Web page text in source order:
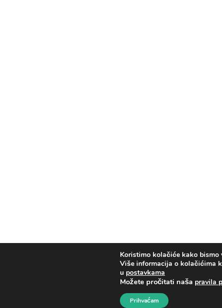
Koristimo kolačiće kako
Više informacija o kolačićima
u postavkama
Možete pročitati naša pravila
Prihvaćam